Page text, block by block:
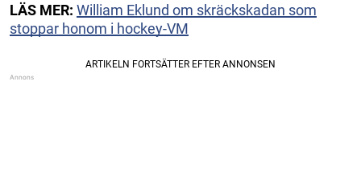
LÄS MER: William Eklund om skräckskadan som
stoppar honom i hockey-VM